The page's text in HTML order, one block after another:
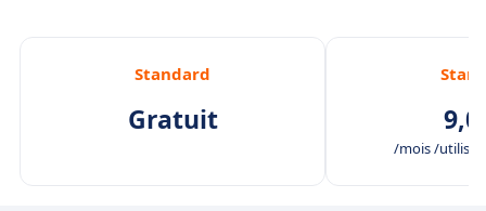
Standard
Gratuit
/mois /